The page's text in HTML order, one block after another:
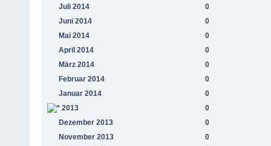
Juli 2014
0
Juni 2014
0
Mai 2014
0
April 2014
0
März 2014
0
Februar 2014
0
Januar 2014
0
2013
0
Dezember 2013
0
November 2013
0